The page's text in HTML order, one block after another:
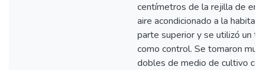
centímetros de la rejilla de
aire acondicionado a la
parte superior y se utilizó un
como control. Se tomaron
dobles de medio de cultivo